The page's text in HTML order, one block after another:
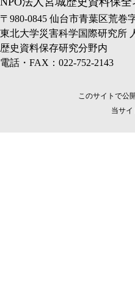
〒980-0845 仙台市青葉区荒巻
東北大学災害科学国際研究所
歴史資料保存研究分野内
電話・FAX：022-752-2143
このサイトで公
当サ